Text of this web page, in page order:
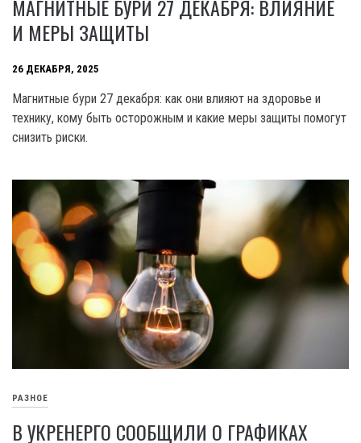
МАГНИТНЫЕ БУРИ 27 ДЕКАБРЯ: ВЛИЯНИЕ
И МЕРЫ ЗАЩИТЫ
26 ДЕКАБРЯ, 2025
Магнитные бури 27 декабря: как они влияют на здоровье и
технику, кому быть осторожным и какие меры защиты помогут
снизить риски.
РАЗНОЕ
В УКРЕНЕРГО СООБЩИЛИ О ГРАФИКАХ